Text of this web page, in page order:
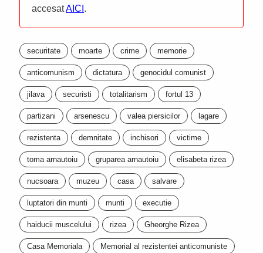
accesatAICI .
securitate moarte crime memorie
anticomunism dictatura genocidul comunist
jilava securisti totalitarism fortul 13
partizani arsenescu valea piersicilor lagare
rezistenta demnitate inchisori victime
toma arnautoiu gruparea arnautoiu elisabeta rizea
nucsoara muzeu casa salvare
luptatori din munti munti executie
haiducii muscelului rizea Gheorghe Rizea
Casa Memoriala Memorial al rezistentei anticomuniste